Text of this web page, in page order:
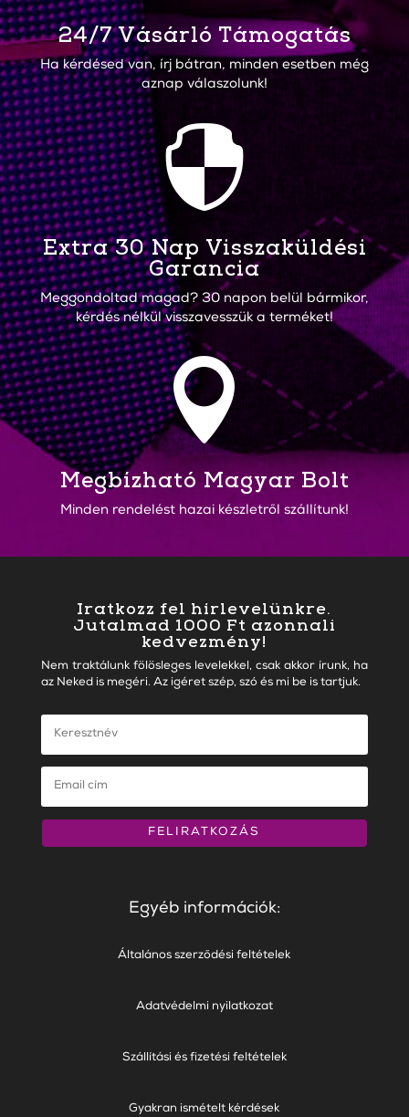
24/7 Vásárló Támogatás
Ha kérdésed van, írj bátran, minden esetben még
aznap válaszolunk!

Extra 30 Nap Visszaküldési
Garancia
Meggondoltad magad? 30 napon belül bármikor,
kérdés nélkül visszavesszük a terméket!

Megbízható Magyar Bolt
Minden rendelést hazai készletről szállítunk!
Iratkozz fel hírlevelünkre.
Jutalmad 1000 Ft azonnali
kedvezmény!
Nem traktálunk fölösleges levelekkel, csak akkor írunk, ha
az Neked is megéri. Az igéret szép, szó és mi be is tartjuk.
FELIRATKOZÁS
Egyéb információk:
Általános szerződési feltételek
Adatvédelmi nyilatkozat
Szállítási és fizetési feltételek
Gyakran ismételt kérdések